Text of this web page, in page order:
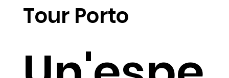
Tour Porto